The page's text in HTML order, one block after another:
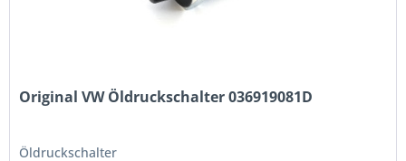
Original VW Öldruckschalter 036919081D
Öldruckschalter